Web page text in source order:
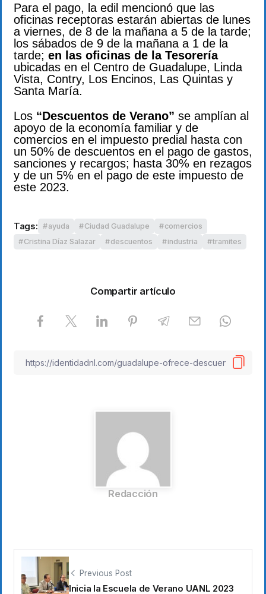
Para el pago, la edil mencionó que las
oficinas receptoras estarán abiertas de lunes
a viernes, de 8 de la mañana a 5 de la tarde;
los sábados de 9 de la mañana a 1 de la
tarde; en las oficinas de la Tesorería
ubicadas en el Centro de Guadalupe, Linda
Vista, Contry, Los Encinos, Las Quintas y
Santa María.
Los “Descuentos de Verano” se amplían al
apoyo de la economía familiar y de
comercios en el impuesto predial hasta con
un 50% de descuentos en el pago de gastos,
sanciones y recargos; hasta 30% en rezagos
y de un 5% en el pago de este impuesto de
este 2023.
Tags: ayuda Ciudad Guadalupe
comercios
Cristina Díaz Salazar
descuentos industria tramites
Compartir artículo
Redacción
Previous Post
Inicia la Escuela de Verano UANL 2023